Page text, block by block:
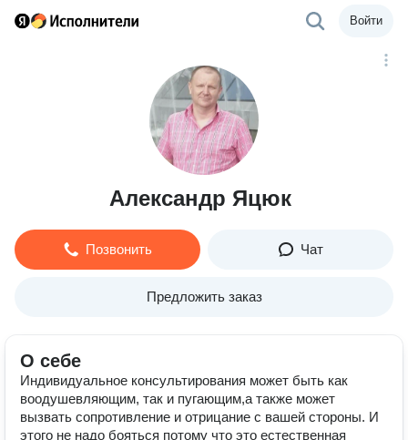
Войти
Александр Яцюк
Позвонить Чат
Предложить заказ
О себе
Индивидуальное консультирования может быть как
воодушевляющим, так и пугающим,а также может
вызвать сопротивление и отрицание с вашей стороны. И
этого не надо бояться потому что это естественная